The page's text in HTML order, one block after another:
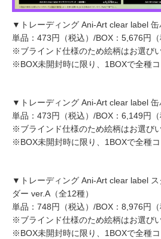
▼トレーディング Ani-Art clear label 缶
単品：473円（税込）/BOX：5,676円（
※ブラインド仕様のため絵柄はお選び
※BOX未開封時に限り、1BOXで全種コ
▼トレーディング Ani-Art clear label 缶
単品：473円（税込）/BOX：6,149円（
※ブラインド仕様のため絵柄はお選び
※BOX未開封時に限り、1BOXで全種コ
▼トレーディング Ani-Art clear label
ダー ver.A（全12種）
単品：748円（税込）/BOX：8,976円（
※ブラインド仕様のため絵柄はお選び
※BOX未開封時に限り、1BOXで全種コ